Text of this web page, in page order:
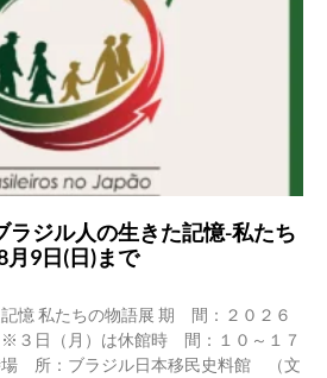
ラジル人の生きた記憶-私たち
9日(日)まで
憶 私たちの物語展 期 間：２０２６
３日（月）は休館時 間：１０～１７
所：ブラジル日本移民史料館 （文